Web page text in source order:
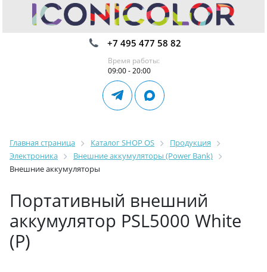
+7 495 477 58 82
Время работы:
09:00 - 20:00
Главная страница Каталог SHOP OS
Продукция
Электроника
Внешние аккумуляторы (Power Bank)
Внешние аккумуляторы
Портативный внешний
аккумулятор PSL5000 White
(Р)